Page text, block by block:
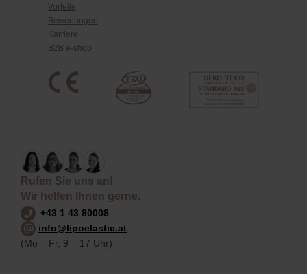
Vorteile
Bewertungen
Karriere
B2B e-shop
Rufen Sie uns an!
Wir helfen Ihnen gerne.
+43 1 43 80008
info@lipoelastic.at
(Mo – Fr, 9 – 17 Uhr)